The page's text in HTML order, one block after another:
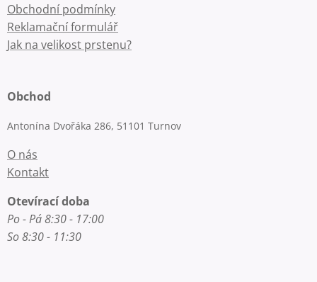
Obchodní podmínky
Reklamační formulář
Jak na velikost prstenu?
Obchod
Antonína Dvořáka 286, 51101 Turnov
O nás
Kontakt
Otevírací doba
Po - Pá 8:30 - 17:00
So 8:30 - 11:30